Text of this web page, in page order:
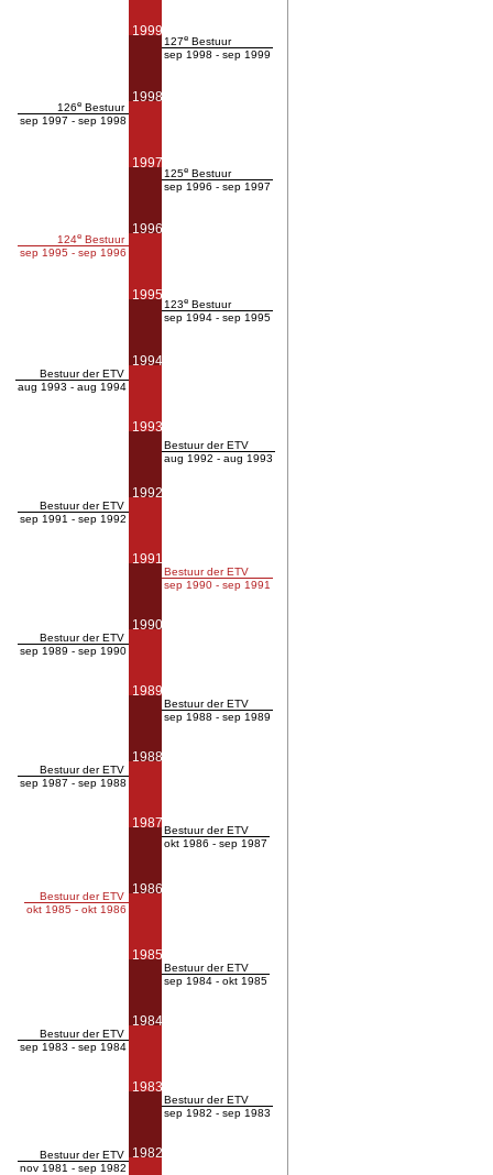
126e Bestuur
sep 1997 - sep 1998
124e Bestuur
sep 1995 - sep 1996
Bestuur der ETV
aug 1993 - aug 1994
Bestuur der ETV
sep 1991 - sep 1992
Bestuur der ETV
sep 1989 - sep 1990
Bestuur der ETV
sep 1987 - sep 1988
Bestuur der ETV
okt 1985 - okt 1986
Bestuur der ETV
sep 1983 - sep 1984
Bestuur der ETV
nov 1981 - sep 1982
1999
1998
1997
1996
1995
1994
1993
1992
1991
1990
1989
1988
1987
1986
1985
1984
1983
1982
127e Bestuur
sep 1998 - sep 1999
125e Bestuur
sep 1996 - sep 1997
123e Bestuur
sep 1994 - sep 1995
Bestuur der ETV
aug 1992 - aug 1993
Bestuur der ETV
sep 1990 - sep 1991
Bestuur der ETV
sep 1988 - sep 1989
Bestuur der ETV
okt 1986 - sep 1987
Bestuur der ETV
sep 1984 - okt 1985
Bestuur der ETV
sep 1982 - sep 1983